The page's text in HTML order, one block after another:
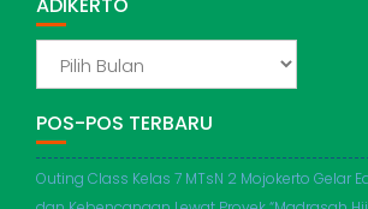
ADIKERTO
POS-POS TERBARU
Outing Class Kelas 7 MTsN 2 Mojokerto Gelar